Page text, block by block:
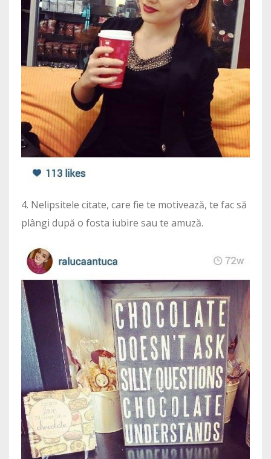
4. Nelipsitele citate, care fie te motivează, te fac să
plângi după o fosta iubire sau te amuză.